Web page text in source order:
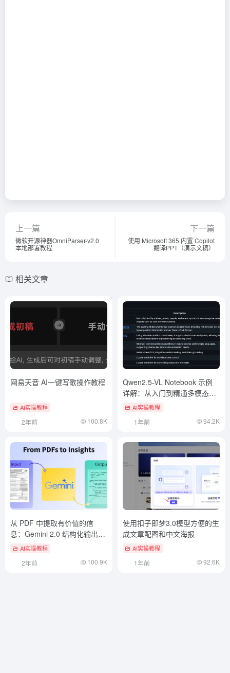
上一篇
微软开源神器OmniParser-v2.0
本地部署教程
下一篇
使用 Microsoft 365 内置 Copilot
翻译PPT（演示文稿）
相关文章
网易天音 AI一键写歌操作教程
AI实操教程
2年前 100.8K
Qwen2.5-VL Notebook 示例
详解：从入门到精通多模态视
觉模型
AI实操教程
1年前 94.2K
从 PDF 中提取有价值的信
息：Gemini 2.0 结构化输出方
案 AI实操教程
2年前 100.9K
使用扣子即梦3.0模型方便的生
成文章配图和中文海报
AI实操教程
1年前 92.6K